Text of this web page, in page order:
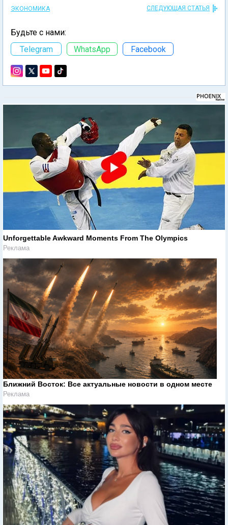
ЭКОНОМИКА СЛЕДУЮЩАЯ СТАТЬЯ
Будьте с нами:
Telegram
WhatsApp Facebook
Unforgettable Awkward Moments From The Olympics
Реклама
Ближний Восток: Все актуальные новости в одном месте
Реклама